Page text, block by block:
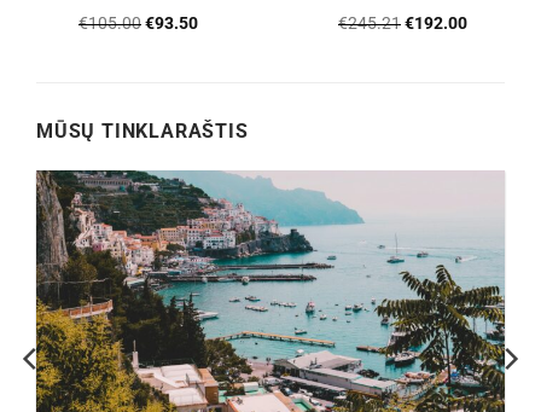
Įvertinimas:
€105.00Original
€93.50Current
Įvertinimas:
€245.21Original
€192.00Current
MŪSŲ TINKLARAŠTIS